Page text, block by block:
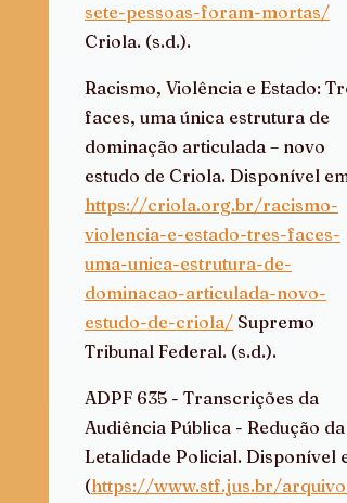
sete-pessoas-foram-mortas/
Criola. (s.d.).
Racismo, Violência e Estado:
faces, uma única estrutura de
dominação articulada – novo
estudo de Criola. Disponível em:
https://criola.org.br/racismo-
violencia-e-estado-tres-faces-
uma-unica-estrutura-de-
dominacao-articulada-novo-
estudo-de-criola/ Supremo
Tribunal Federal. (s.d.).
ADPF 635 - Transcrições da
Audiência Pública - Redução da
Letalidade Policial. Disponível
(https://www.stf.jus.br/